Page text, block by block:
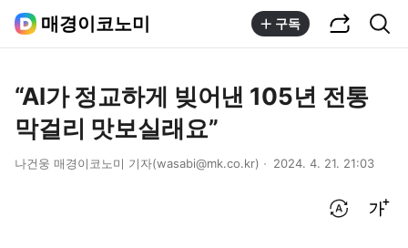
매경이코노미 구독
“AI가 정교하게 빚어낸 105년 전통
막걸리 맛보실래요”
나건웅 매경이코노미 기자(wasabi@mk.co.kr) 2024. 4. 21. 21:03